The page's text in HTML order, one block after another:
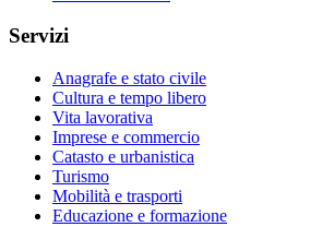
Servizi
Anagrafe e stato civile
Cultura e tempo libero
Vita lavorativa
Imprese e commercio
Catasto e urbanistica
Turismo
Mobilità e trasporti
Educazione e formazione